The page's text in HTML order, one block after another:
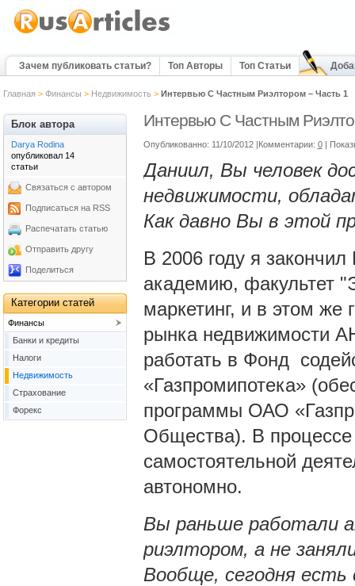
Зачем публиковать статьи? Топ Авторы Топ Статьи
Главная > Финансы > Недвижимость > Интервью С Частным Риэлтором – Часть 1
Интервью С Частным
Опубликованно: 11/10/2012 |Комментарии: 0 |
Даниил, Вы человек
недвижимости,
Как давно Вы в этой
В 2006 году я
академию, факультет
маркетинг, и в этом же
рынка недвижимости
работать в Фонд
«Газпромипотека»
программы ОАО
Общества). В
самостоятельной
автономно.
Вы раньше работали
риэлтором, а не
Вообще, сегодня есть
Блок автора
Darya Rodina
опубликовал 14
статьи
Связаться с автором
Подписаться на RSS
Распечатать статью
Отправить другу
Поделиться
Категории статей
Финансы
Банки и кредиты
Налоги
Недвижимость
Страхование
Форекс